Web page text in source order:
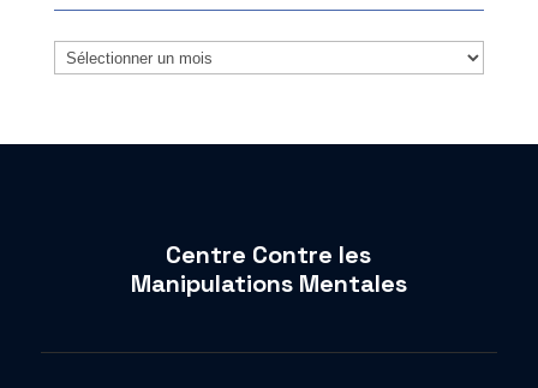
Archives
Centre Contre les
Manipulations Mentales